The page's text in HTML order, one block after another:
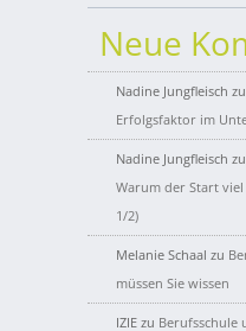
Neue
Nadine Jungfleisch zu
Erfolgsfaktor im
Nadine Jungfleisch zu
Warum der Start
1/2)
Melanie Schaal zu
müssen Sie wissen
IZIE zu Berufsschule